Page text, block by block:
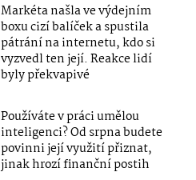
Markéta našla ve výdejním
boxu cizí balíček a spustila
pátrání na internetu, kdo si
vyzvedl ten její. Reakce lidí
byly překvapivé
Používáte v práci umělou
inteligenci? Od srpna budete
povinni její využití přiznat,
jinak hrozí finanční postih